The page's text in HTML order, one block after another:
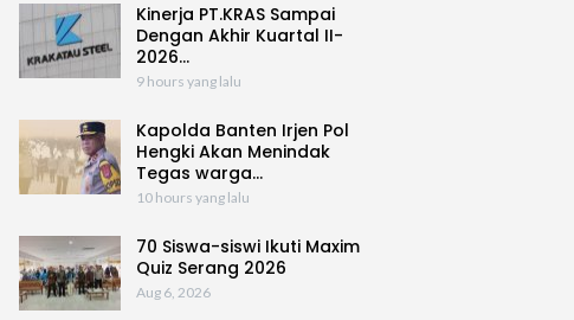
Kinerja PT.KRAS Sampai
Dengan Akhir Kuartal II-
2026…
9 hours yang lalu
Kapolda Banten Irjen Pol
Hengki Akan Menindak
Tegas warga…
10 hours yang lalu
70 Siswa-siswi Ikuti Maxim
Quiz Serang 2026
Aug 6, 2026